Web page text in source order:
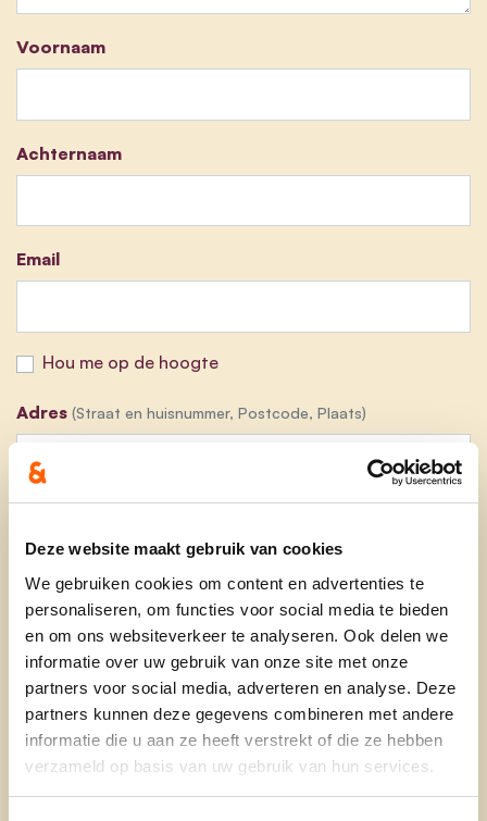
Deze website maakt gebruik van cookies
We gebruiken cookies om content en advertenties te
personaliseren, om functies voor social media te bieden
en om ons websiteverkeer te analyseren. Ook delen we
informatie over uw gebruik van onze site met onze
partners voor social media, adverteren en analyse. Deze
partners kunnen deze gegevens combineren met andere
informatie die u aan ze heeft verstrekt of die ze hebben
verzameld op basis van uw gebruik van hun services.
Voornaam
Achternaam
Email
Hou me op de hoogte
Adres (Straat en huisnummer, Postcode, Plaats)
Ontdek
waarom cd&v
onze partij